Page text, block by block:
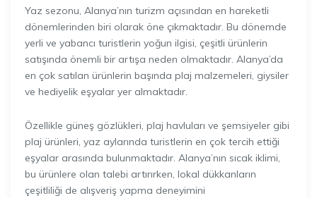
Yaz sezonu, Alanya’nın turizm açısından en hareketli
dönemlerinden biri olarak öne çıkmaktadır. Bu dönemde
yerli ve yabancı turistlerin yoğun ilgisi, çeşitli ürünlerin
satışında önemli bir artışa neden olmaktadır. Alanya’da
en çok satılan ürünlerin başında plaj malzemeleri, giysiler
ve hediyelik eşyalar yer almaktadır.
Özellikle güneş gözlükleri, plaj havluları ve şemsiyeler gibi
plaj ürünleri, yaz aylarında turistlerin en çok tercih ettiği
eşyalar arasında bulunmaktadır. Alanya’nın sıcak iklimi,
bu ürünlere olan talebi artırırken, lokal dükkanların
çeşitliliği de alışveriş yapma deneyimini